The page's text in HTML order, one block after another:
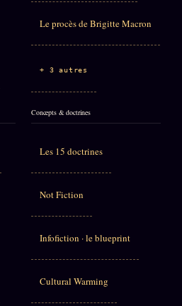
Le procès de Brigitte Macron
+ 3 autres
Concepts & doctrines
Les 15 doctrines
Not Fiction
Infofiction · le blueprint
Cultural Warming